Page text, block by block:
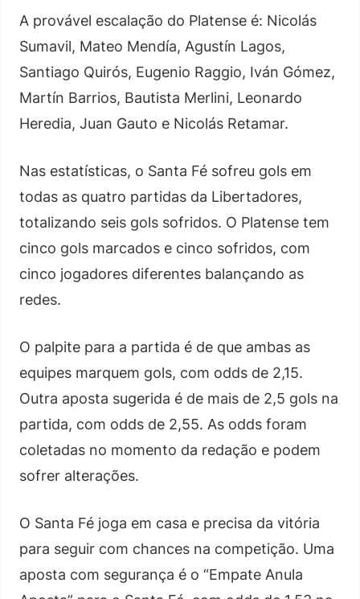
A provável escalação do Platense é: Nicolás
Sumavil, Mateo Mendía, Agustín Lagos,
Santiago Quirós, Eugenio Raggio, Iván Gómez,
Martín Barrios, Bautista Merlini, Leonardo
Heredia, Juan Gauto e Nicolás Retamar.
Nas estatísticas, o Santa Fé sofreu gols em
todas as quatro partidas da Libertadores,
totalizando seis gols sofridos. O Platense tem
cinco gols marcados e cinco sofridos, com
cinco jogadores diferentes balançando as
redes.
O palpite para a partida é de que ambas as
equipes marquem gols, com odds de 2,15.
Outra aposta sugerida é de mais de 2,5 gols na
partida, com odds de 2,55. As odds foram
coletadas no momento da redação e podem
sofrer alterações.
O Santa Fé joga em casa e precisa da vitória
para seguir com chances na competição. Uma
aposta com segurança é o “Empate Anula